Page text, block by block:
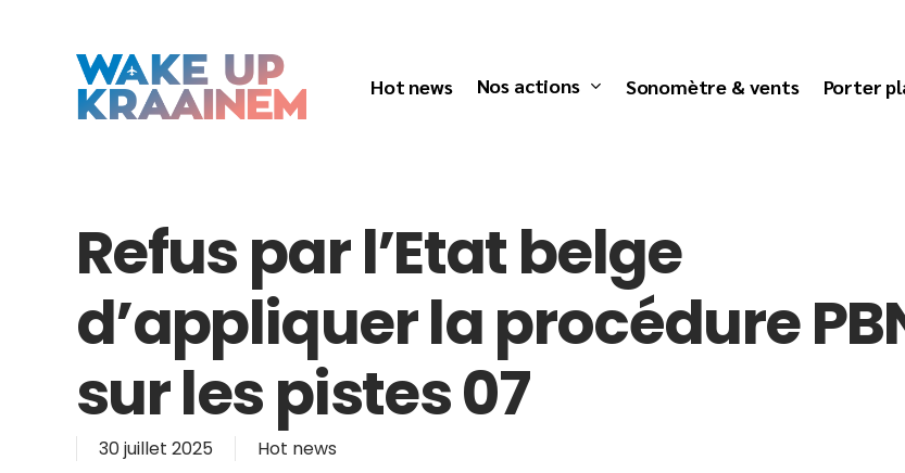
Hot news Nos actions Sonomètre & vents Porter
Refus par l’Etat belge
d’appliquer la procédure
sur les pistes 07
30 juillet 2025 Hot news